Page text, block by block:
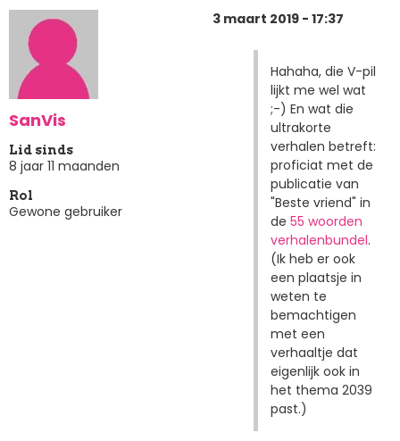
SanVis
Lid sinds
8 jaar 11 maanden
Rol
Gewone gebruiker
3 maart 2019 - 17:37
Hahaha, die V-pil
lijkt me wel wat
;-) En wat die
ultrakorte
verhalen betreft:
proficiat met de
publicatie van
"Beste vriend" in
de 55 woorden
verhalenbundel.
(Ik heb er ook
een plaatsje in
weten te
bemachtigen
met een
verhaaltje dat
eigenlijk ook in
het thema 2039
past.)